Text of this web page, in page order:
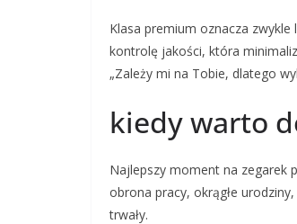
Klasa premium oznacza
kontrolę jakości, która
„Zależy mi na Tobie, dlatego
kiedy warto
Najlepszy moment na zegarek
obrona pracy, okrągłe
trwały.